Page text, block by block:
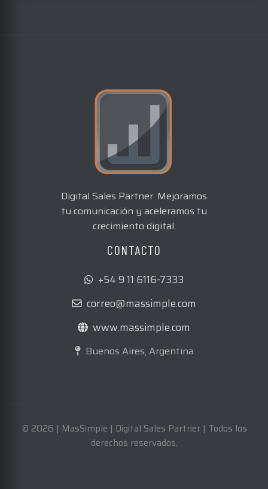
Digital Sales Partner. Mejoramos
tu comunicación y aceleramos tu
crecimiento digital.
CONTACTO
+54 9 11 6116-7333
correo@massimple.com
www.massimple.com
Buenos Aires, Argentina
© 2026 | MasSimple | Digital Sales Partner | Todos los
derechos reservados.